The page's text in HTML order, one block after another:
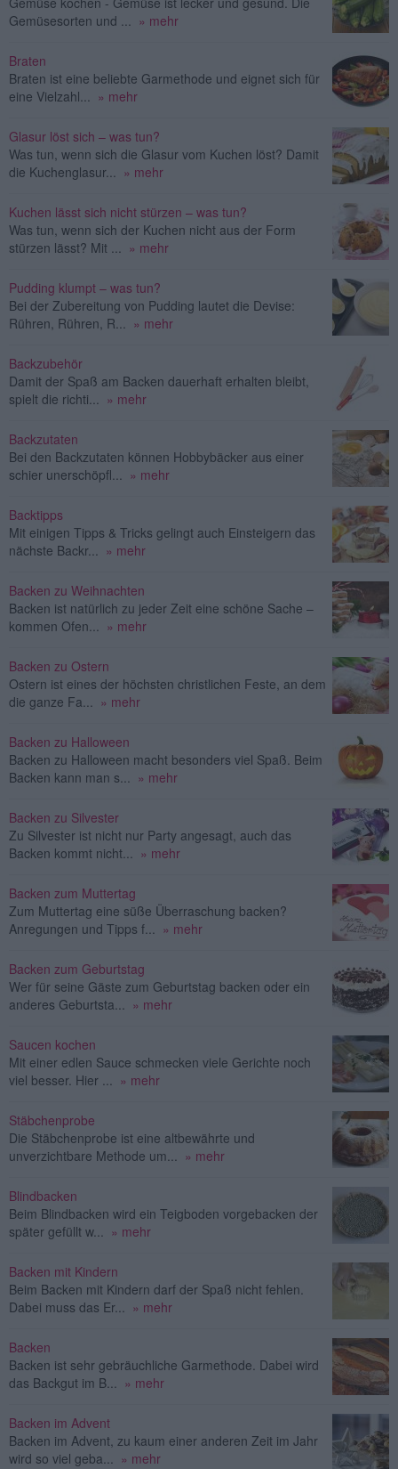
Gemüsesorten und ... » mehr
Braten
Braten ist eine beliebte Garmethode und eignet sich für
eine Vielzahl... » mehr
Glasur löst sich – was tun?
Was tun, wenn sich die Glasur vom Kuchen löst? Damit
die Kuchenglasur... » mehr
Kuchen lässt sich nicht stürzen – was tun?
Was tun, wenn sich der Kuchen nicht aus der Form
stürzen lässt? Mit ... » mehr
Pudding klumpt – was tun?
Bei der Zubereitung von Pudding lautet die Devise:
Rühren, Rühren, R... » mehr
Backzubehör
Damit der Spaß am Backen dauerhaft erhalten bleibt,
spielt die richti... » mehr
Backzutaten
Bei den Backzutaten können Hobbybäcker aus einer
schier unerschöpfl... » mehr
Backtipps
Mit einigen Tipps & Tricks gelingt auch Einsteigern das
nächste Backr... » mehr
Backen zu Weihnachten
Backen ist natürlich zu jeder Zeit eine schöne Sache –
kommen Ofen... » mehr
Backen zu Ostern
Ostern ist eines der höchsten christlichen Feste, an dem
die ganze Fa... » mehr
Backen zu Halloween
Backen zu Halloween macht besonders viel Spaß. Beim
Backen kann man s... » mehr
Backen zu Silvester
Zu Silvester ist nicht nur Party angesagt, auch das
Backen kommt nicht... » mehr
Backen zum Muttertag
Zum Muttertag eine süße Überraschung backen?
Anregungen und Tipps f... » mehr
Backen zum Geburtstag
Wer für seine Gäste zum Geburtstag backen oder ein
anderes Geburtsta... » mehr
Saucen kochen
Mit einer edlen Sauce schmecken viele Gerichte noch
viel besser. Hier ... » mehr
Stäbchenprobe
Die Stäbchenprobe ist eine altbewährte und
unverzichtbare Methode um... » mehr
Blindbacken
Beim Blindbacken wird ein Teigboden vorgebacken der
später gefüllt w... » mehr
Backen mit Kindern
Beim Backen mit Kindern darf der Spaß nicht fehlen.
Dabei muss das Er... » mehr
Backen
Backen ist sehr gebräuchliche Garmethode. Dabei wird
das Backgut im B... » mehr
Backen im Advent
Backen im Advent, zu kaum einer anderen Zeit im Jahr
wird so viel geba... » mehr